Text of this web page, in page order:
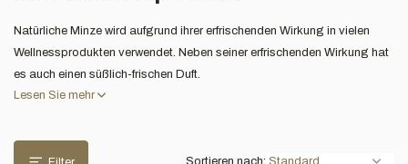
Natürliche Minze wird aufgrund ihrer erfrischenden Wirkung in vielen
Wellnessprodukten verwendet. Neben seiner erfrischenden Wirkung hat
es auch einen süßlich-frischen Duft.
Lesen Sie mehr
Sortieren nach: